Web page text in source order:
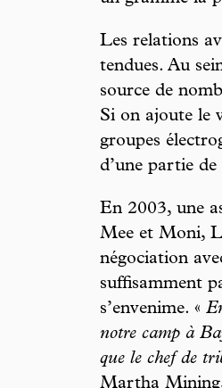
Les relations
tendues. Au
source de
Si on ajoute le
groupes
d’une partie
En 2003, une
Mee et Moni,
négociation
suffisamment
s’envenime. «
notre camp à
que le chef de